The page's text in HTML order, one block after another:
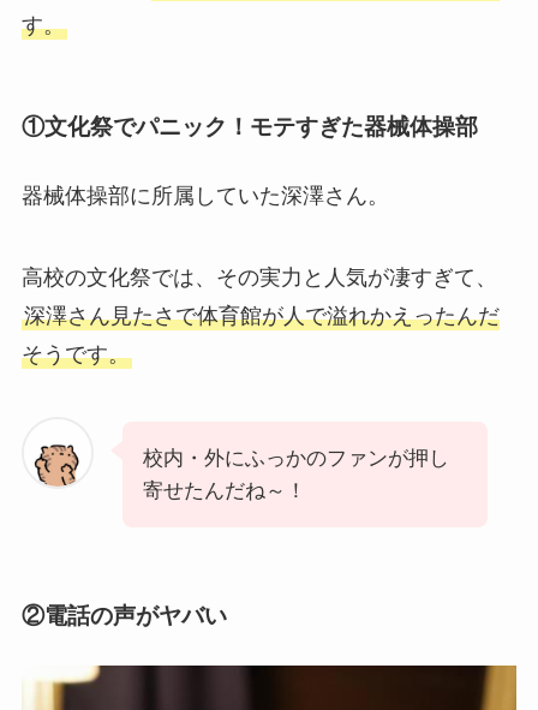
す。
①文化祭でパニック！モテすぎた器械体操部
器械体操部に所属していた深澤さん。
高校の文化祭では、その実力と人気が凄すぎて、
深澤さん見たさで体育館が人で溢れかえったんだ
そうです。
校内・外にふっかのファンが押し
寄せたんだね～！
②電話の声がヤバい